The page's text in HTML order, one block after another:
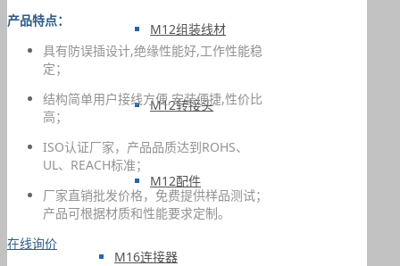
M12组装线材
M12转接头
M12配件
M16连接器
产品特点：
具有防误插设计,绝缘性能好,工作性能稳
定；
结构简单用户接线方便,安装便捷,性价比
高；
ISO认证厂家，产品品质达到ROHS、
UL、REACH标准；
厂家直销批发价格，免费提供样品测试；
产品可根据材质和性能要求定制。
在线询价